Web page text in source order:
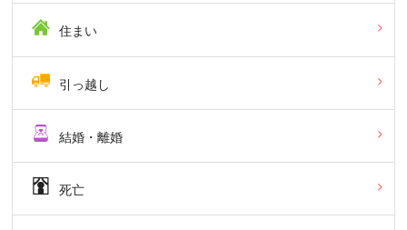
住まい
引っ越し
結婚・離婚
死亡